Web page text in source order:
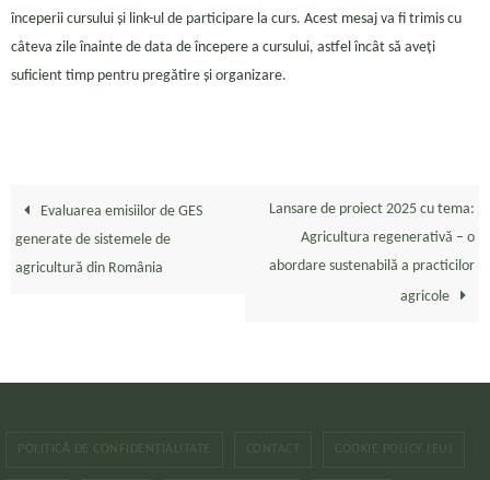
începerii cursului și link-ul de participare la curs. Acest mesaj va fi trimis cu
câteva zile înainte de data de începere a cursului, astfel încât să aveți
suficient timp pentru pregătire și organizare.
Evaluarea emisiilor de GES
generate de sistemele de
agricultură din România
Lansare de proiect 2025 cu tema:
Agricultura regenerativă – o
abordare sustenabilă a practicilor
agricole
POLITICĂ DE CONFIDENȚIALITATE CONTACT COOKIE POLICY (EU)